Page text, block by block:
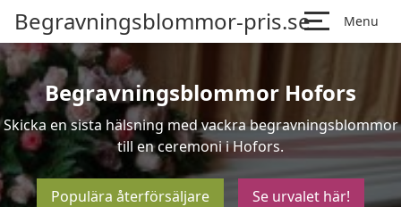
Begravningsblommor-pris.se Menu
Begravningsblommor Hofors
Skicka en sista hälsning med vackra begravningsblommor
till en ceremoni i Hofors.
Populära återförsäljare Se urvalet här!